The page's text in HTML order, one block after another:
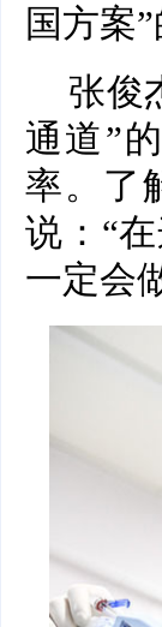
国方案”
张俊
通道”
率。了
说：“
一定会